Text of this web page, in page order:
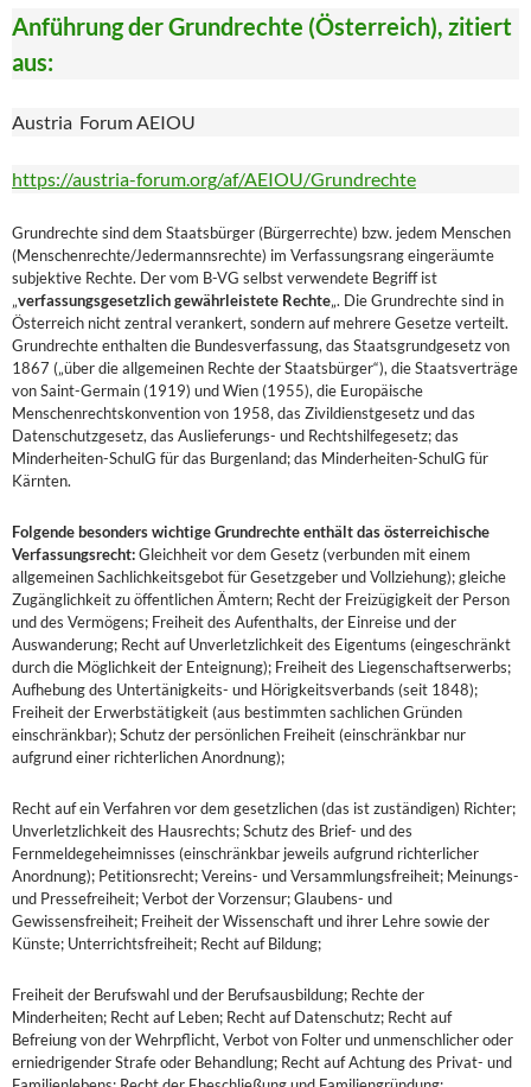
Anführung der Grundrechte (Österreich), zitiert
aus:
Austria Forum AEIOU
https://austria-forum.org/af/AEIOU/Grundrechte
Grundrechte sind dem Staatsbürger (Bürgerrechte) bzw. jedem Menschen
(Menschenrechte/Jedermannsrechte) im Verfassungsrang eingeräumte
subjektive Rechte. Der vom B-VG selbst verwendete Begriff ist
„verfassungsgesetzlich gewährleistete Rechte„. Die Grundrechte sind in
Österreich nicht zentral verankert, sondern auf mehrere Gesetze verteilt.
Grundrechte enthalten die Bundesverfassung, das Staatsgrundgesetz von
1867 („über die allgemeinen Rechte der Staatsbürger“), die Staatsverträge
von Saint-Germain (1919) und Wien (1955), die Europäische
Menschenrechtskonvention von 1958, das Zivildienstgesetz und das
Datenschutzgesetz, das Auslieferungs- und Rechtshilfegesetz; das
Minderheiten-SchulG für das Burgenland; das Minderheiten-SchulG für
Kärnten.
Folgende besonders wichtige Grundrechte enthält das österreichische
Verfassungsrecht:Gleichheit vor dem Gesetz (verbunden mit einem
allgemeinen Sachlichkeitsgebot für Gesetzgeber und Vollziehung); gleiche
Zugänglichkeit zu öffentlichen Ämtern; Recht der Freizügigkeit der Person
und des Vermögens; Freiheit des Aufenthalts, der Einreise und der
Auswanderung; Recht auf Unverletzlichkeit des Eigentums (eingeschränkt
durch die Möglichkeit der Enteignung); Freiheit des Liegenschaftserwerbs;
Aufhebung des Untertänigkeits- und Hörigkeitsverbands (seit 1848);
Freiheit der Erwerbstätigkeit (aus bestimmten sachlichen Gründen
einschränkbar); Schutz der persönlichen Freiheit (einschränkbar nur
aufgrund einer richterlichen Anordnung);
Recht auf ein Verfahren vor dem gesetzlichen (das ist zuständigen) Richter;
Unverletzlichkeit des Hausrechts; Schutz des Brief- und des
Fernmeldegeheimnisses (einschränkbar jeweils aufgrund richterlicher
Anordnung); Petitionsrecht; Vereins- und Versammlungsfreiheit; Meinungs-
und Pressefreiheit; Verbot der Vorzensur; Glaubens- und
Gewissensfreiheit; Freiheit der Wissenschaft und ihrer Lehre sowie der
Künste; Unterrichtsfreiheit; Recht auf Bildung;
Freiheit der Berufswahl und der Berufsausbildung; Rechte der
Minderheiten; Recht auf Leben; Recht auf Datenschutz; Recht auf
Befreiung von der Wehrpflicht, Verbot von Folter und unmenschlicher oder
erniedrigender Strafe oder Behandlung; Recht auf Achtung des Privat- und